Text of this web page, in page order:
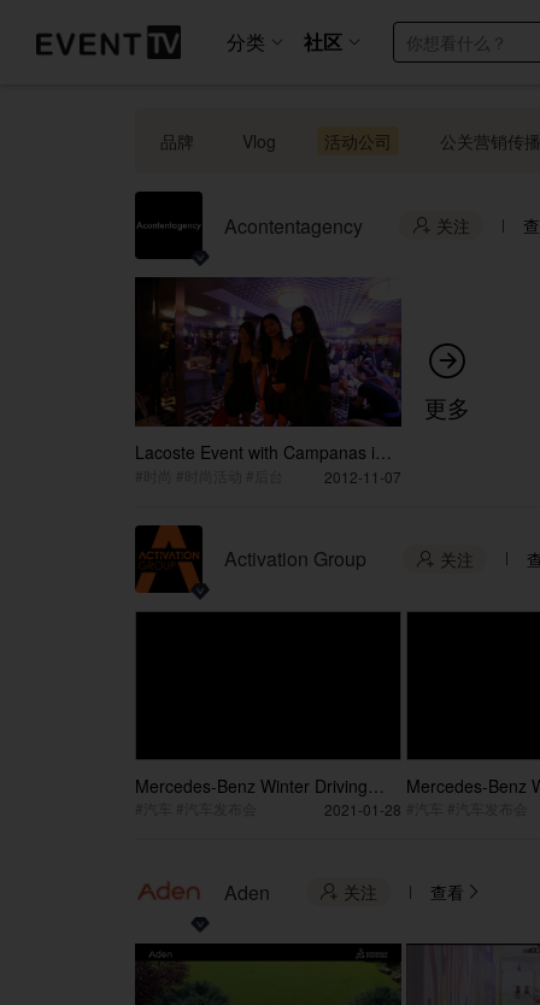
分类 社区
品牌 Vlog 活动公司 公关营销传
Acontentagency  关注
Lacoste Event with Campanas in
2012-11-07

更多
Activation Group  关注
Mercedes-Benz Winter Driving
Experience 2021 Car Unveiling
2021-01-28
Mercedes-Benz
Aden  关注 查看 